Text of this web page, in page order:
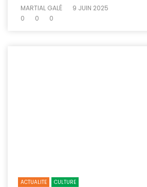
MARTIAL GALÉ
9 JUIN 2025
0
0 0
ACTUALITE CULTURE